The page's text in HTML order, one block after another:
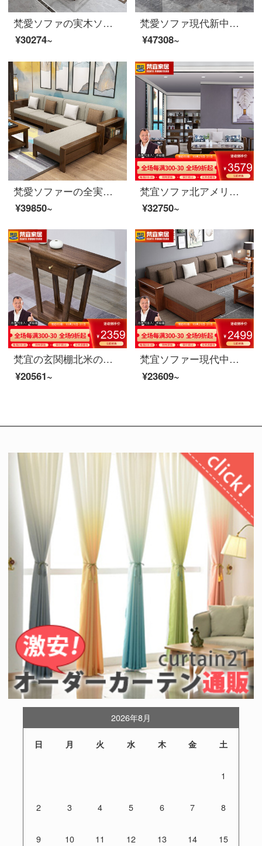
梵愛ソファの実木ソファ全実木布芸ソファ現代簡単な中国式セットラテックスソファリビングルームの家具の収納版
¥30274~
梵愛ソファ現代新中国式ゴム木のソファー冬夏両用収納物ソファリビングセット家具保管物-四人位+貴妃+茶何+テレビキャビネット組立
¥47308~
梵愛ソファーの全実木布芸ソファーの新しい中国式の大きさの戸型ゴムの木の実木のソファーは客間の家具の標準版の4人の位を組み合わせます。
¥39850~
梵宜ソファ北アメリカ黒胡桃の木の実木ソファ1+2+3セットの布芸単双三人のソファーの大きさと部屋型のアメリカンソファを簡単に予約します。8 W 05シングルルームは北アメリカの黒胡桃の木です。
¥32750~
梵宜の玄関棚北米の黒胡桃の木の玄関棚玄関のテーブル玄関台の玄関台の戸棚に戸棚を飾っている逸品の家具8 U 08〓玄関先の北米の黒胡桃の木
¥20561~
梵宜ソファー現代中国式の実木ソファーの貴妃が角を曲がってベッドを引き延ばします。冬夏の両用のロッカールームの角を曲がっている布芸のソファー。
¥23609~
2026年8月
日 月 火 水 木 金 土
1
2 3 4 5 6 7 8
9 10 11 12 13 14 15